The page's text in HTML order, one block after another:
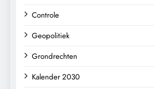
Controle
Geopolitiek
Grondrechten
Kalender 2030